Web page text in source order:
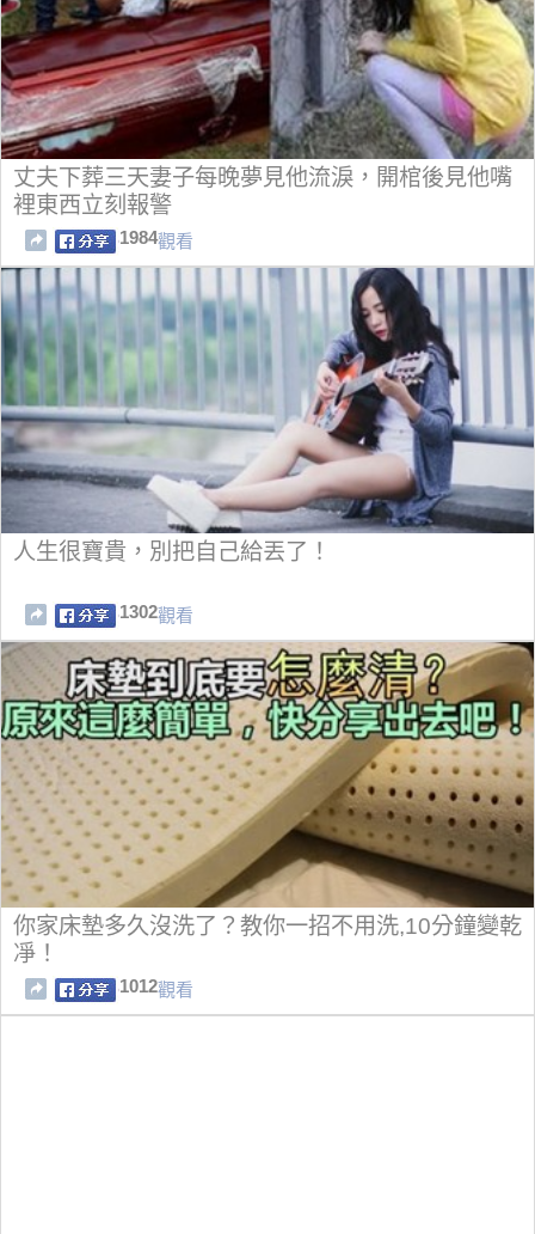
丈夫下葬三天妻子每晚夢見他流淚，開棺後見他嘴
裡東西立刻報警
1984觀看
人生很寶貴，別把自己給丟了！
1302觀看
你家床墊多久沒洗了？教你一招不用洗,10分鐘變乾
凈！
1012觀看